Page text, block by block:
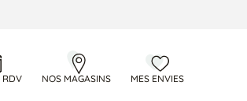
RDV NOS MAGASINS MES ENVIES